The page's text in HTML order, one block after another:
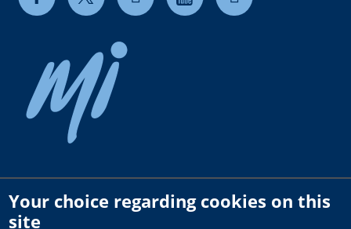
Copyright © 2026 milkrite | InterPuls. All rights reserved.
Your choice regarding cookies on this
site